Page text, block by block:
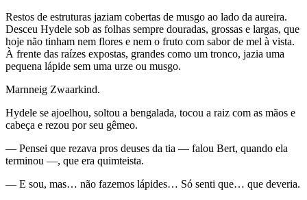
Restos de estruturas jaziam cobertas de musgo ao lado da aureira.
Desceu Hydele sob as folhas sempre douradas, grossas e largas, que
hoje não tinham nem flores e nem o fruto com sabor de mel à vista.
À frente das raízes expostas, grandes como um tronco, jazia uma
pequena lápide sem uma urze ou musgo.
Marnneig Zwaarkind.
Hydele se ajoelhou, soltou a bengalada, tocou a raiz com as mãos e
cabeça e rezou por seu gêmeo.
— Pensei que rezava pros deuses da tia — falou Bert, quando ela
terminou —, que era quimteista.
— E sou, mas… não fazemos lápides… Só senti que… que deveria.